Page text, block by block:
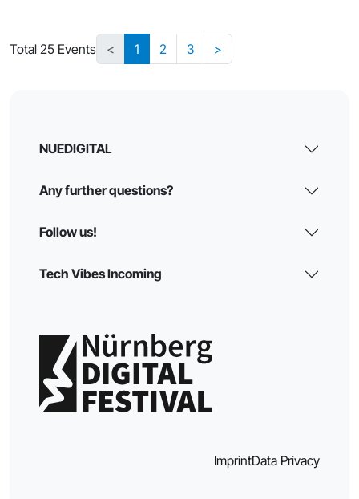
Total 25 Events < 1 2 3 >
NUEDIGITAL
Any further questions?
Follow us!
Tech Vibes Incoming
ImprintData Privacy